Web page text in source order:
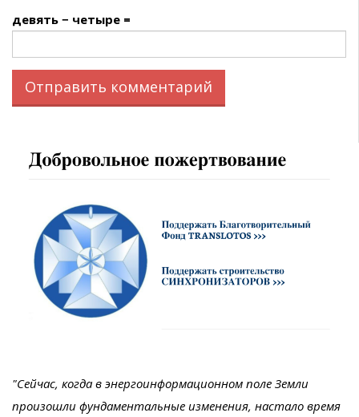
девять − четыре =
"Сейчас, когда в энергоинформационном поле Земли
произошли фундаментальные изменения, настало время